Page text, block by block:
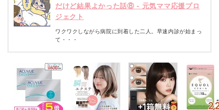
だけど結果よかった話⑧ - 元気ママ応援プロ
ジェクト
ワクワクしながら病院に到着した二人。早速内診が始まっ
て・・・